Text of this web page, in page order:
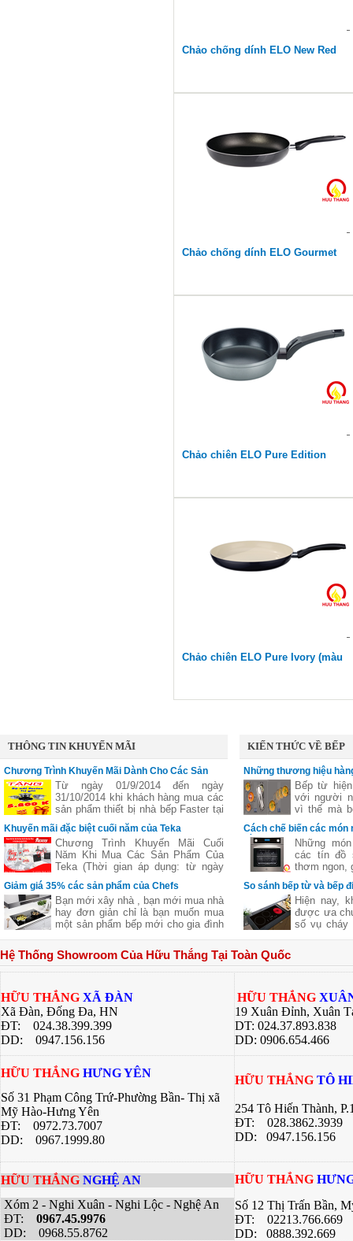
Chảo chống dính ELO New Red
Chảo chống dính ELO Gourmet
Chảo chiên ELO Pure Edition
Chảo chiên ELO Pure Ivory (màu
THÔNG TIN KHUYẾN MÃI
Chương Trình Khuyến Mãi Dành Cho Các Sản
Phẩm FasterTừ ngày 01/9/2014 đến ngày
31/10/2014 khi khách hàng mua các
sản phẩm thiết bị nhà bếp Faster tại
các đại lý của bếp gas Hữu Thắng
sẽ nhận được những phần quà hấp
dẫn, chi tiết xem thêm..
Khuyến mãi đặc biệt cuối năm của Teka
Chương Trình Khuyến Mãi Cuối
Năm Khi Mua Các Sản Phẩm Của
Teka (Thời gian áp dụng: từ ngày
11/11 đến hết ngày 27/12/2016)
Giảm giá 35% các sản phẩm của Chefs
Bạn mới xây nhà , bạn mới mua nhà
hay đơn giản chỉ là bạn muốn mua
một sản phẩm bếp mới cho gia đình
hãng nào tốt cả về giá về chất
lượng .Hãy để chúng tôi gợi ý cho
bạn một thương hiệu của Việt Nam
Âu đó là
KIẾN THỨC VỀ BẾP
Những thương hiệu
vùng nấu linh hoạt
Bếp từ
với người
vì thế mà
bếp từ
nhiên
Cách chế biến các
bằng lò nướngNhững
các tín đồ
thơm ngon,
nhưng lại
giữ
của thực
giúp bạn
ngon khác
nhiều công
So sánh bếp từ và bếp
Hiện nay,
được ưa
số vụ cháy
riêng. Bài
về 2 dòng
bạn có sự
bếp của gia
Hệ Thống Showroom Của Hữu Thắng Tại Toàn Quốc
HỮU THẮNG XÃ ĐÀN
Xã Đàn, Đống Đa, HN
ĐT: 024.38.399.399
DD: 0947.156.156
HỮU THẮNG
19 Xuân Đỉnh, Xuân
DT: 024.37.893.838
DD: 0906.654.466
HỮU THẮNG HƯNG YÊN
Số 31 Phạm Công Trứ-Phường Bần- Thị xã
Mỹ Hào-Hưng Yên
ĐT: 0972.73.7007
DD: 0967.1999.80
HỮU THẮNG TÔ
254 Tô Hiến Thành,
ĐT:
028.3862.3939
DD: 0947.156.156
HỮU THẮNG NGHỆ AN
Xóm 2 - Nghi Xuân - Nghi Lộc - Nghệ An
ĐT: 0967.45.9976
DD: 0968.55.8762
HỮU THẮNG
Số 12 Thị Trấn Bần,
ĐT: 02213.766.669
DD: 0888.392.669